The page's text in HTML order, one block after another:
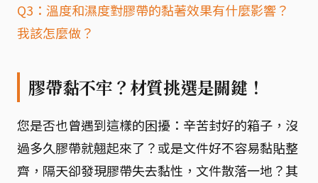
Q3：溫度和濕度對膠帶的黏著效果有什麼影響？
我該怎麼做？
膠帶黏不牢？材質挑選是關鍵！
您是否也曾遇到這樣的困擾：辛苦封好的箱子，沒
過多久膠帶就翹起來了？或是文件好不容易黏貼整
齊，隔天卻發現膠帶失去黏性，文件散落一地？其